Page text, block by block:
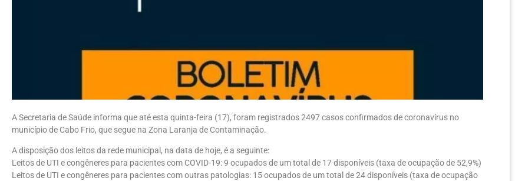
A Secretaria de Saúde informa que até esta quinta-feira (17), foram registrados 2497 casos confirmados de coronavírus no
município de Cabo Frio, que segue na Zona Laranja de Contaminação.
A disposição dos leitos da rede municipal, na data de hoje, é a seguinte:
Leitos de UTI e congêneres para pacientes com COVID-19: 9 ocupados de um total de 17 disponíveis (taxa de ocupação de 52,9%)
Leitos de UTI e congêneres para pacientes com outras patologias: 15 ocupados de um total de 24 disponíveis (taxa de ocupação